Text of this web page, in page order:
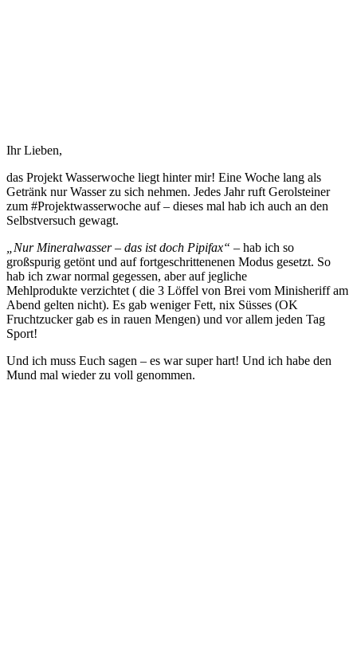
Ihr Lieben,
das Projekt Wasserwoche liegt hinter mir! Eine Woche lang als
Getränk nur Wasser zu sich nehmen. Jedes Jahr ruft Gerolsteiner
zum #Projektwasserwoche auf – dieses mal hab ich auch an den
Selbstversuch gewagt.
„Nur Mineralwasser – das ist doch Pipifax“ – hab ich so
großspurig getönt und auf fortgeschrittenenen Modus gesetzt. So
hab ich zwar normal gegessen, aber auf jegliche
Mehlprodukte verzichtet ( die 3 Löffel von Brei vom Minisheriff am
Abend gelten nicht). Es gab weniger Fett, nix Süsses (OK
Fruchtzucker gab es in rauen Mengen) und vor allem jeden Tag
Sport!
Und ich muss Euch sagen – es war super hart! Und ich habe den
Mund mal wieder zu voll genommen.